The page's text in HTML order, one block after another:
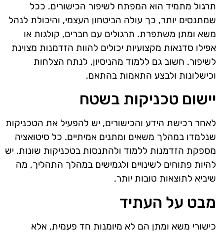
תרגול מתמיד הוא המפתח לשיפור הכישורים. ככל
שמתנסים יותר, כך עולה הביטחון העצמי, והיכולת לנהל
משא ומתן משתפרת. תרגולים עם חברים, קולגות או
אפילו סדנאות מקצועיות יכולים להוות הזדמנות מצוינת
לשיפור. חשוב גם ללמוד מהניסיון, לנתח הצלחות
וכישלונות ולבצע התאמות בהתאם.
יישום טכניקות בשטח
לאחר רכישת הידע והכישורים, יש להפעיל את הטכניקות
שנלמדו במהלך משאים ומתנים אמיתיים. כל סיטואציה
מספקת הזדמנות ללמוד ולהתנסות בטכניקות שונות. יש
להיות פתוחים לשינויים ולגמישים במהלך התהליך, מה
שיביא לתוצאות טובות יותר.
מבט על העתיד
כישורי משא ומתן הם לא מיומנות חד פעמית, אלא